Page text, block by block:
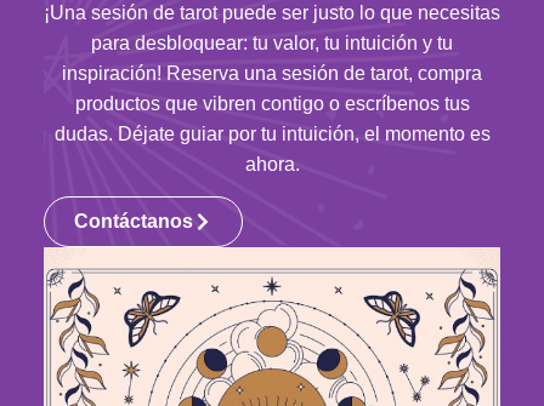
¡Una sesión de tarot puede ser justo lo que necesitas
para desbloquear: tu valor, tu intuición y tu
inspiración! Reserva una sesión de tarot, compra
productos que vibren contigo o escríbenos tus
dudas. Déjate guiar por tu intuición, el momento es
ahora.
Contáctanos